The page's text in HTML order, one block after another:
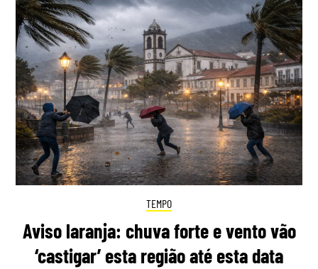
TEMPO
Aviso laranja: chuva forte e vento vão
‘castigar’ esta região até esta data